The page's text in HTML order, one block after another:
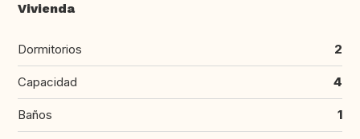
Vivienda
Dormitorios 2
Capacidad 4
Baños 1